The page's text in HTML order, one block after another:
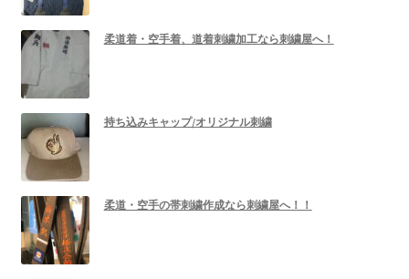
柔道着・空手着、道着刺繍加工なら刺繍屋へ！
持ち込みキャップ/オリジナル刺繍
柔道・空手の帯刺繍作成なら刺繍屋へ！！